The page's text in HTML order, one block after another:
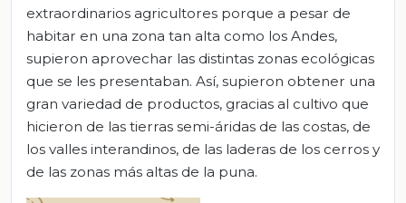
extraordinarios agricultores porque a pesar de
habitar en una zona tan alta como los Andes,
supieron aprovechar las distintas zonas ecológicas
que se les presentaban. Así, supieron obtener una
gran variedad de productos, gracias al cultivo que
hicieron de las tierras semi-áridas de las costas, de
los valles interandinos, de las laderas de los cerros y
de las zonas más altas de la puna.